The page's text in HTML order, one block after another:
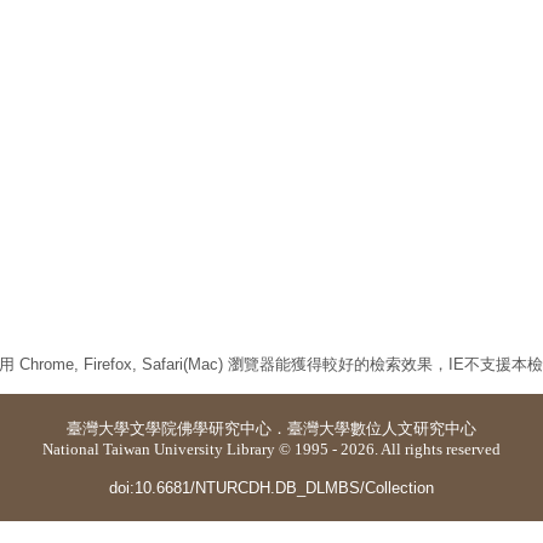
Chrome, Firefox, Safari(Mac) 瀏覽器能獲得較好的檢索效果，IE不支援本檢
臺灣大學文學院佛學研究中心 ． 臺灣大學數位人文研究中心
National Taiwan University Library © 1995 - 2026. All rights reserved
doi:10.6681/NTURCDH.DB_DLMBS/Collection